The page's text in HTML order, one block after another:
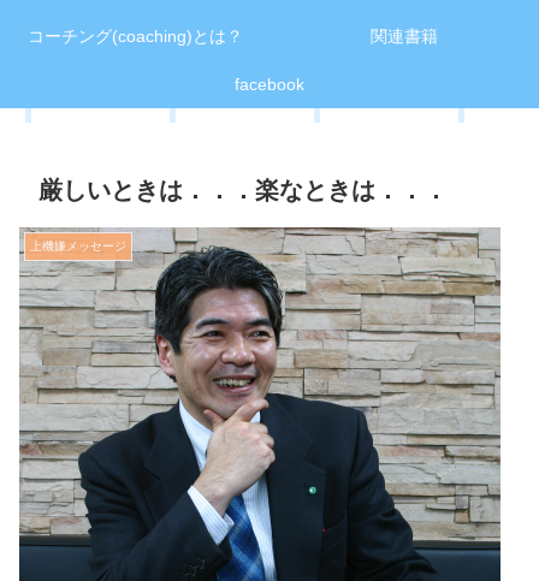
コーチング(coaching)とは？ 関連書籍
facebook
厳しいときは．．．楽なときは．．．
上機嫌メッセージ